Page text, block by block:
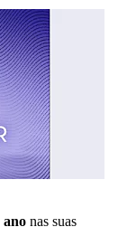
ano nas suas